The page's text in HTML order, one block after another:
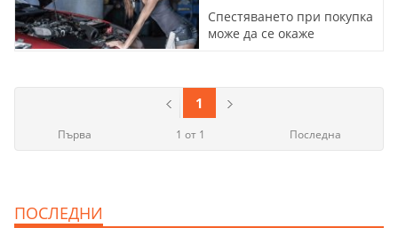
Спестяването при покупка
може да се окаже
1 от 1 Последна
1
Първа
ПОСЛЕДНИ